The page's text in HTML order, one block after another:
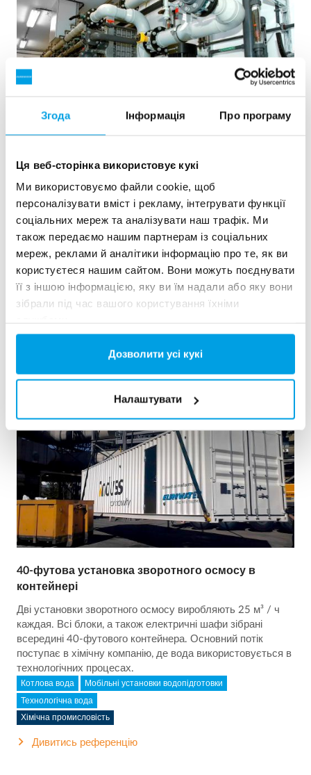
Згода Інформація Про програму
Ця веб-сторінка використовує кукі
Ми використовуємо файли cookie, щоб
персоналізувати вміст і рекламу, інтегрувати функції
соціальних мереж та аналізувати наш трафік. Ми
також передаємо нашим партнерам із соціальних
мереж, реклами й аналітики інформацію про те, як ви
користуєтеся нашим сайтом. Вони можуть поєднувати
її з іншою інформацією, яку ви їм надали або яку вони
зібрали під час вашого користування їхніми
Дозволити усі кукі
Налаштувати
2x60 м³/год надчистої води для електростанції -
WTP в контейнерах 6 x 40 фу...
Цьому замовнику потрібно було модернізувати існуючу
водоочисну установку, але вільного місця на майданчику
не було. Кращим рішенням була мобільна водопідготовка
в контейнері.
Котлова вода Мобільні установки водопідготовки
Теплові та енергетичні утановки
40-футова установка зворотного осмосу в
контейнері
Дві установки зворотного осмосу виробляють 25 м³ / ч
каждая. Всі блоки, а також електричні шафи зібрані
всередині 40-футового контейнера. Основний потік
поступає в хімічну компанію, де вода використовується в
технологічних процесах.
Котлова вода Мобільні установки водопідготовки
Технологічна вода
Хімічна промисловість
Дивитись референцію